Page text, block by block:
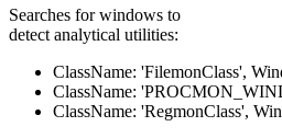
Searches for windows to
detect analytical utilities:
ClassName: 'FilemonClass',
ClassName:
ClassName: 'RegmonClass',